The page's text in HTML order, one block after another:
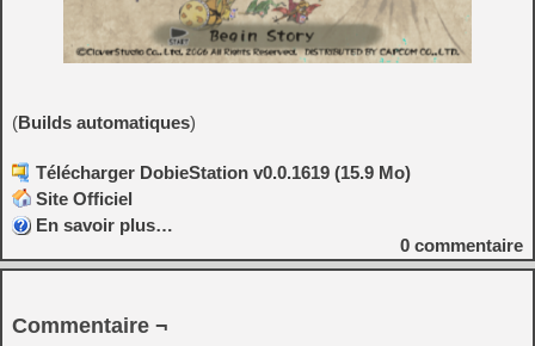
(Builds automatiques)
Télécharger DobieStation v0.0.1619 (15.9 Mo)
Site Officiel
En savoir plus…
0 commentaire
Commentaire ¬